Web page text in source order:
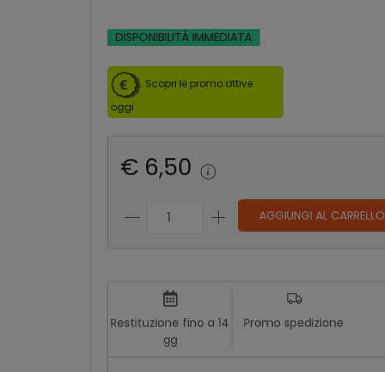
DISPONIBILITÀ IMMEDIATA
Scopri le promo attive
oggi
€ 6,50
AGGIUNGI AL CARRELLO
Restituzione fino a 14
gg
Promo spedizione